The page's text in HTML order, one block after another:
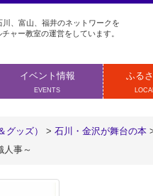
、富山、福井のネットワークを
ャー教室の運営をしています。
イベント情報
EVENTS
ふる
グッズ） > 石川・金沢が舞台の本
人事～